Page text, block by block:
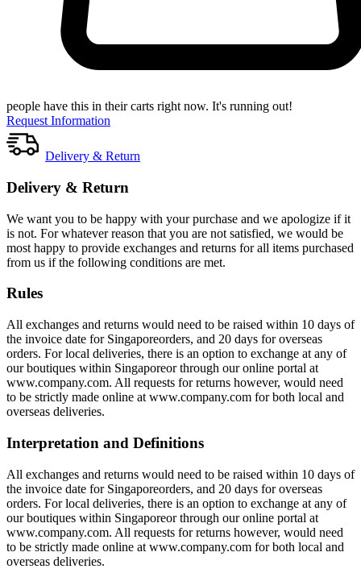
people have this in their carts right now. It's running out!
Request Information
Delivery & Return
Delivery & Return
We want you to be happy with your purchase and we apologize if it
is not. For whatever reason that you are not satisfied, we would be
most happy to provide exchanges and returns for all items purchased
from us if the following conditions are met.
Rules
All exchanges and returns would need to be raised within 10 days of
the invoice date for Singaporeorders, and 20 days for overseas
orders. For local deliveries, there is an option to exchange at any of
our boutiques within Singaporeor through our online portal at
www.company.com. All requests for returns however, would need
to be strictly made online at www.company.com for both local and
overseas deliveries.
Interpretation and Definitions
All exchanges and returns would need to be raised within 10 days of
the invoice date for Singaporeorders, and 20 days for overseas
orders. For local deliveries, there is an option to exchange at any of
our boutiques within Singaporeor through our online portal at
www.company.com. All requests for returns however, would need
to be strictly made online at www.company.com for both local and
overseas deliveries.